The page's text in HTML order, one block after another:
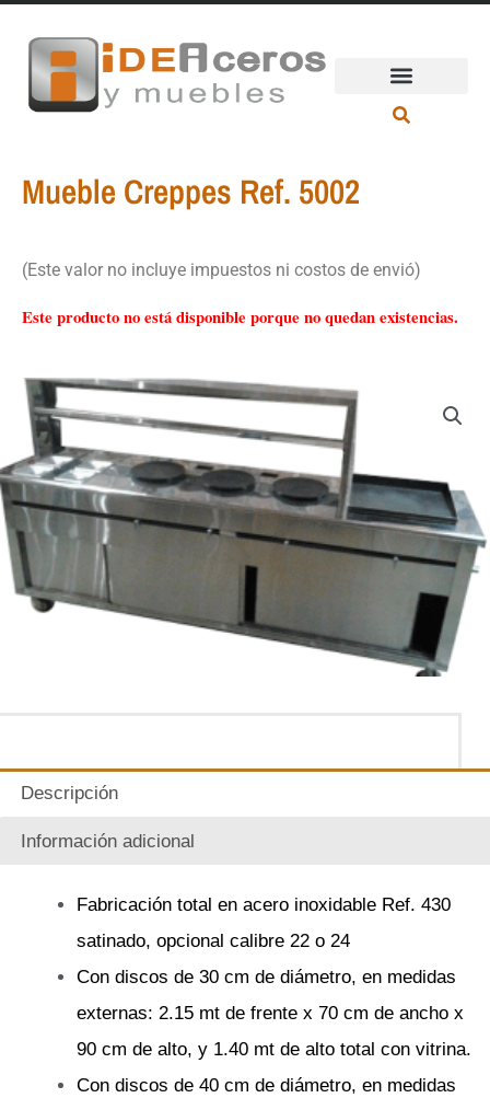
contenido
Mueble Creppes Ref. 5002
(Este valor no incluye impuestos ni costos de envió)
Este producto no está disponible porque no quedan existencias.
Descripción
Información adicional
Fabricación total en acero inoxidable Ref. 430
satinado, opcional calibre 22 o 24
Con discos de 30 cm de diámetro, en medidas
externas: 2.15 mt de frente x 70 cm de ancho x
90 cm de alto, y 1.40 mt de alto total con vitrina.
Con discos de 40 cm de diámetro, en medidas